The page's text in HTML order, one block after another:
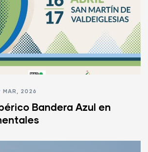
MAR, 2026
Bandera Azul en